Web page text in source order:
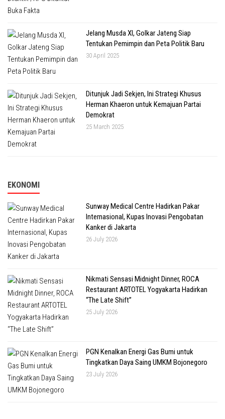
Jelang Musda XI, Golkar Jateng Siap
Tentukan Pemimpin dan Peta Politik Baru
30 April 2025
Ditunjuk Jadi Sekjen, Ini Strategi Khusus
Herman Khaeron untuk Kemajuan Partai
Demokrat
25 March 2025
EKONOMI
Sunway Medical Centre Hadirkan Pakar
Internasional, Kupas Inovasi Pengobatan
Kanker di Jakarta
26 July 2026
Nikmati Sensasi Midnight Dinner, ROCA
Restaurant ARTOTEL Yogyakarta Hadirkan
“The Late Shift”
25 July 2026
PGN Kenalkan Energi Gas Bumi untuk
Tingkatkan Daya Saing UMKM Bojonegoro
23 July 2026